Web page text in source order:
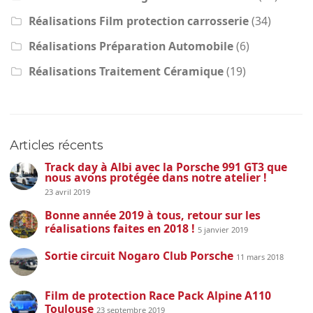
Réalisations Film protection carrosserie(34)
Réalisations Préparation Automobile(6)
Réalisations Traitement Céramique(19)
Articles récents
Track day à Albi avec la Porsche 991 GT3 que
nous avons protégée dans notre atelier !
23 avril 2019
Bonne année 2019 à tous, retour sur les
réalisations faites en 2018 ! 5 janvier 2019
Sortie circuit Nogaro Club Porsche 11 mars 2018
Film de protection Race Pack Alpine A110
Toulouse 23 septembre 2019